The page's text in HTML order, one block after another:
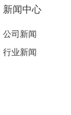
新闻中心
公司新闻
行业新闻